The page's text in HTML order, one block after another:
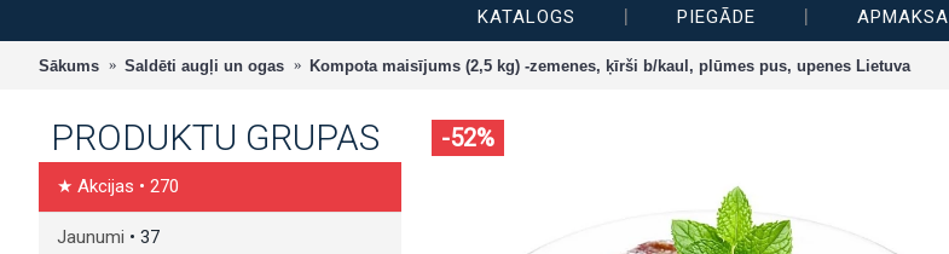
KATALOGS PIEGĀDE APMAKSA
Sākums Saldēti augļi un ogas Kompota maisījums (2,5 kg) -zemenes, ķīrši b/kaul, plūmes pus, upenes Lietuva
PRODUKTU GRUPAS
★ Akcijas • 270
Jaunumi • 37
-52%